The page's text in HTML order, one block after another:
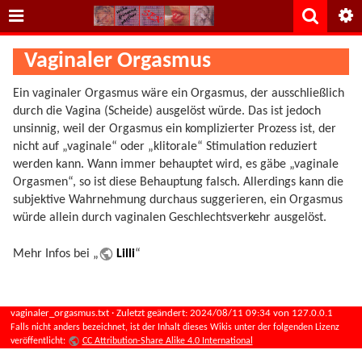
Vaginaler Orgasmus
Ein vaginaler Orgasmus wäre ein Orgasmus, der ausschließlich
durch die Vagina (Scheide) ausgelöst würde. Das ist jedoch
unsinnig, weil der Orgasmus ein komplizierter Prozess ist, der
nicht auf „vaginale“ oder „klitorale“ Stimulation reduziert
werden kann. Wann immer behauptet wird, es gäbe „vaginale
Orgasmen“, so ist diese Behauptung falsch. Allerdings kann die
subjektive Wahrnehmung durchaus suggerieren, ein Orgasmus
würde allein durch vaginalen Geschlechtsverkehr ausgelöst.
Mehr Infos bei „ Lilli“
vaginaler_orgasmus.txt · Zuletzt geändert:2024/08/11 09:34 von 127.0.0.1
Falls nicht anders bezeichnet, ist der Inhalt dieses Wikis unter der folgenden Lizenz
veröffentlicht:
CC Attribution-Share Alike 4.0 International